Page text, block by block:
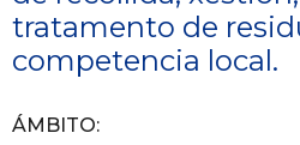
tratamento de
competencia local.
ÁMBITO: